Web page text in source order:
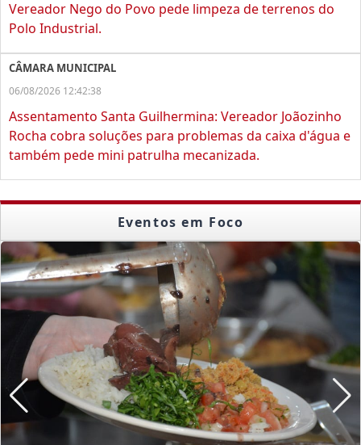
Vereador Nego do Povo pede limpeza de terrenos do
Polo Industrial.
CÂMARA MUNICIPAL
06/08/2026 12:42:38
Assentamento Santa Guilhermina: Vereador Joãozinho
Rocha cobra soluções para problemas da caixa d'água e
também pede mini patrulha mecanizada.
Eventos em Foco